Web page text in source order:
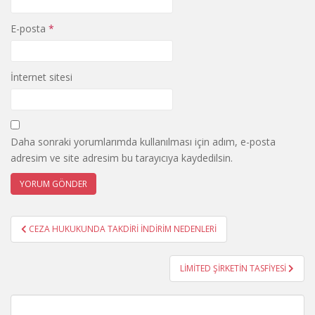
E-posta *
İnternet sitesi
Daha sonraki yorumlarımda kullanılması için adım, e-posta
adresim ve site adresim bu tarayıcıya kaydedilsin.
Yazı
gezinmesi
CEZA HUKUKUNDA TAKDİRİ İNDİRİM NEDENLERİ
LİMİTED ŞİRKETİN TASFİYESİ